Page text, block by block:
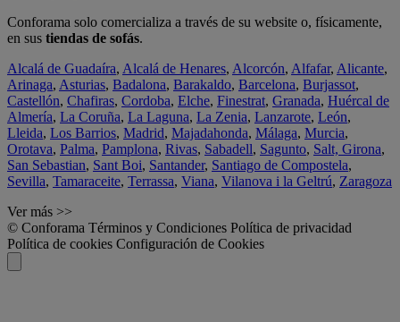
Conforama solo comercializa a través de su website o, físicamente,
en sus tiendas de sofás.
Alcalá de Guadaíra, Alcalá de Henares, Alcorcón, Alfafar, Alicante,
Arinaga, Asturias, Badalona, Barakaldo, Barcelona, Burjassot,
Castellón, Chafiras, Cordoba, Elche, Finestrat, Granada, Huércal de
Almería, La Coruña, La Laguna, La Zenia, Lanzarote, León,
Lleida, Los Barrios, Madrid, Majadahonda, Málaga, Murcia,
Orotava, Palma, Pamplona, Rivas, Sabadell, Sagunto, Salt, Girona,
San Sebastian, Sant Boi, Santander, Santiago de Compostela,
Sevilla, Tamaraceite, Terrassa, Viana, Vilanova i la Geltrú, Zaragoza
Ver más >>
© Conforama Términos y Condiciones Política de privacidad
Política de cookies Configuración de Cookies